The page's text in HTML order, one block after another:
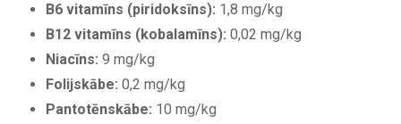
B6 vitamīns (piridoksīns): 1,8 mg/kg
B12 vitamīns (kobalamīns): 0,02 mg/kg
Niacīns: 9 mg/kg
Folijskābe: 0,2 mg/kg
Pantotēnskābe: 10 mg/kg